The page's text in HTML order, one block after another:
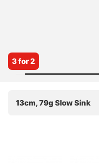
3 for 2
13cm, 79g Slow Sink